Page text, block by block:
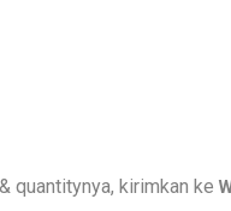
quantitynya, kirimkan ke